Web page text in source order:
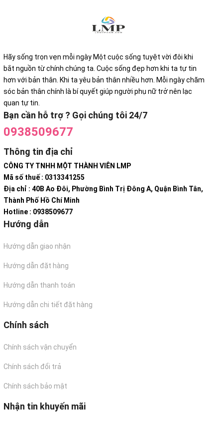
Hãy sống trọn vẹn mỗi ngày Một cuộc sống tuyệt vời đôi khi
bắt nguồn từ chính chúng ta. Cuộc sống đẹp hơn khi ta tự tin
hơn với bản thân. Khi ta yêu bản thân nhiều hơn. Mỗi ngày chăm
sóc bản thân chính là bí quyết giúp người phụ nữ trở nên lạc
quan tự tin.
Bạn cần hỗ trợ ? Gọi chúng tôi 24/7
0938509677
Thông tin địa chỉ
CÔNG TY TNHH MỘT THÀNH VIÊN LMP
Mã số thuế : 0313341255
Địa chỉ : 40B Ao Đôi, Phường Bình Trị Đông A, Quận Bình Tân,
Thành Phố Hồ Chí Minh
Hotline : 0938509677
Hướng dẫn
Hướng dẫn giao nhận
Hướng dẫn đặt hàng
Hướng dẫn thanh toán
Hướng dẫn chi tiết đặt hàng
Chính sách
Chính sách vận chuyển
Chính sách đổi trả
Chính sách bảo mật
Nhận tin khuyến mãi